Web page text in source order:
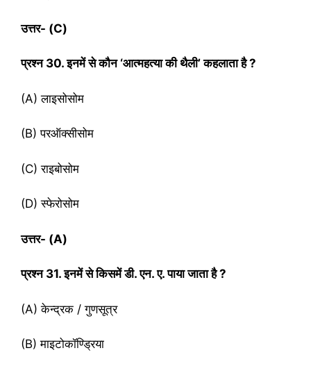
उत्तर- (C)
प्रश्‍न 30. इनमें से कौन ‘आत्महत्या की थैली’ कहलाता है ?
(A) लाइसोसोम
(B) परऑक्सीसोम
(C) राइबोसोम
(D) स्फेरोसोम
उत्तर- (A)
प्रश्‍न 31. इनमें से किसमें डी. एन. ए. पाया जाता है ?
(A) केन्द्रक / गुणसूत्र
(B) माइटोकॉण्ड्रिया